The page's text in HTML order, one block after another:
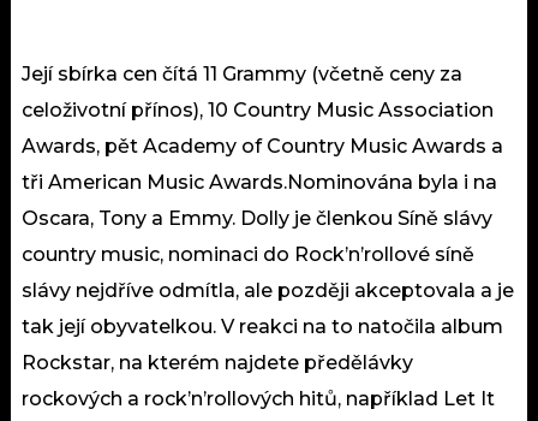
Její sbírka cen čítá 11 Grammy (včetně ceny za
celoživotní přínos), 10 Country Music Association
Awards, pět Academy of Country Music Awards a
tři American Music Awards.Nominována byla i na
Oscara, Tony a Emmy. Dolly je členkou Síně slávy
country music, nominaci do Rock’n’rollové síně
slávy nejdříve odmítla, ale později akceptovala a je
tak její obyvatelkou. V reakci na to natočila album
Rockstar, na kterém najdete předělávky
rockových a rock’n’rollových hitů, například Let It